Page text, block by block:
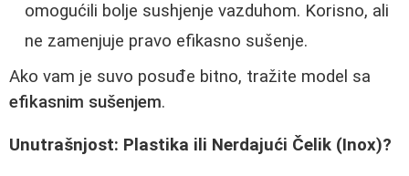
omogućili bolje sushjenje vazduhom. Korisno, ali
ne zamenjuje pravo efikasno sušenje.
Ako vam je suvo posuđe bitno, tražite model sa
efikasnim sušenjem.
Unutrašnjost: Plastika ili Nerdajući Čelik (Inox)?